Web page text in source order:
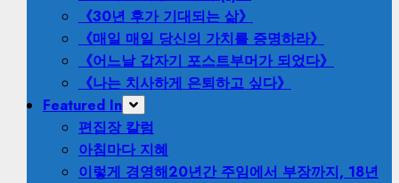
《30년 후가 기대되는 삶》
《매일 매일 당신의 가치를 증명하라》
《어느날 갑자기 포스트부머가 되었다》
《나는 치사하게 은퇴하고 싶다》
Featured In
편집장 칼럼
아침마다 지혜
이렇게 경영해20년간 주임에서 부장까지, 18년